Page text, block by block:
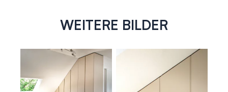
WEITERE BILDER